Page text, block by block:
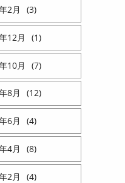
2 3
12 1
10 7
8 12
6 4
4 8
2 4